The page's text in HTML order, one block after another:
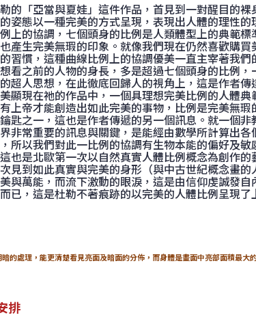
「亞當與夏娃」這件作品，首見到一對醒目的裸
姿態以一種完美的方式呈現，表現出人體的理性
上的協調，七個頭身的比例是人類體型上的典範
產生完美無瑕的印象。就像我們現在仍然喜歡購
習慣，這種曲線比例上的協調優美一直主宰著我
看之前的人物的身長，多是超過七個頭身的比例
超人思想，在此徹底回歸人的視角上，這是作者
顯現在祂的作品中，一個具理想完美比例的人體
上帝才能創造出如此完美的事物，比例是完美無
匙之一，這也是作者傳遞的另一個訊息。就一個
非常重要的訊息與關鍵，是能經由數學所計算出
所以我們對此一比例的協調有生物本能的偏好及
也是北歐第一次以自然真實人體比例概念為創作
見到如此真實與完美的身形（與中古世紀概念畫
與萬能，而流下激動的眼淚，這是由信仰虔誠發
已，這是杜勒不著痕跡的以完美的人體比例呈現了
的處理，能更清楚看見亮面及暗面的分佈，而身體是畫面中亮部面積最大
排